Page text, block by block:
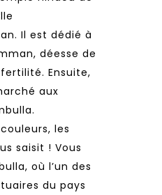
Il est dédié à
déesse de
Ensuite,
aux
les
saisit ! Vous
où l’un des
du pays